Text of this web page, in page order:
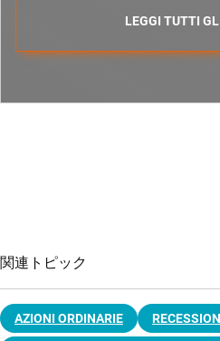
LEGGI TUTTI
関連トピック
AZIONI ORDINARIE